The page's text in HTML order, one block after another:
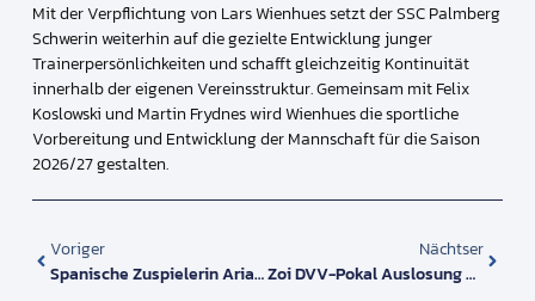
Mit der Verpflichtung von Lars Wienhues setzt der SSC Palmberg
Schwerin weiterhin auf die gezielte Entwicklung junger
Trainerpersönlichkeiten und schafft gleichzeitig Kontinuität
innerhalb der eigenen Vereinsstruktur. Gemeinsam mit Felix
Koslowski und Martin Frydnes wird Wienhues die sportliche
Vorbereitung und Entwicklung der Mannschaft für die Saison
2026/27 gestalten.
Voriger
Spanische Zuspielerin Ariadna Priante Wechselt Nach Schwerin
Nächtser
Zoi DVV-Pokal Auslosung Am 24.06.2026